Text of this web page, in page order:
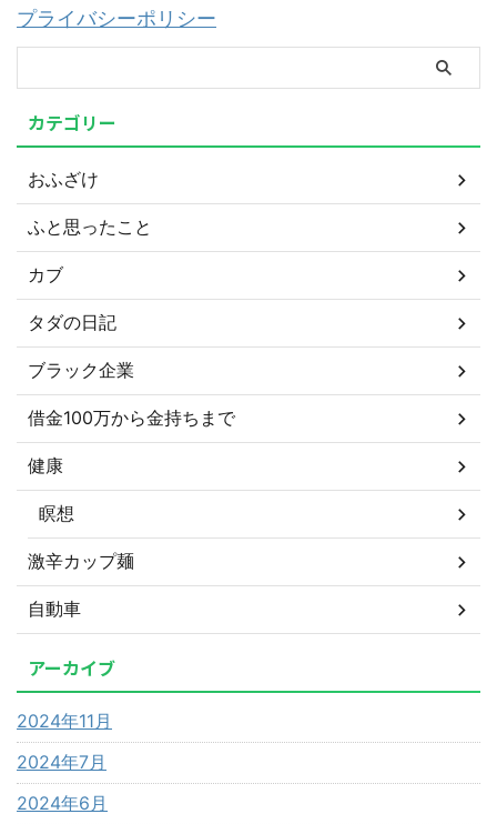
プライバシーポリシー
カテゴリー
おふざけ
ふと思ったこと
カブ
タダの日記
ブラック企業
借金100万から金持ちまで
健康
瞑想
激辛カップ麺
自動車
アーカイブ
2024年11月
2024年7月
2024年6月